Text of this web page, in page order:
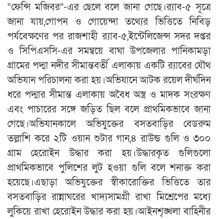
“ফেন্সি মজিবর”-এর ছেলে বলে জানা গেছে।র‍্যাব-৫ সূত্রে
জানা যায়,গোপন ও গোয়েন্দা তথ্যের ভিত্তিতে নিবিড়
পর্যবেক্ষণের পর রাজশাহী র‍্যাব-৫,ইন্টেলিজেন্স সদর দপ্তর
ও সিপিএসসি-এর সমন্বয়ে বাঘা উপজেলার পানিকামড়া
গ্রামের পদ্মা নদীর সীমান্তবর্তী এলাকায় একটি র‍্যাবের যৌথ
অভিযান পরিচালনা করা হয়।অভিযানে আটক রয়েল দীর্ঘদিন
ধরে পদ্মার সীমান্ত এলাকায় অবৈধ অস্ত্র ও মাদক সংরক্ষণ
এবং পাচারের সঙ্গে জড়িত ছিল বলে প্রাথমিকভাবে জানা
গেছে।অভিযানকালে অভিযুক্তের বসতবাড়ির বেডরুম
তল্লাশি করে ২টি ওয়ান শুটার গান,৪ রাউন্ড গুলি ও ৩০০
গ্রাম হেরোইন উদ্ধার করা হয়।উদ্ধারকৃত গুলিগুলো
প্রাথমিকভাবে পুলিশের লুট হওয়া গুলি বলে শনাক্ত করা
হয়েছে।এছাড়া অভিযুক্তের স্বীকারোক্তির ভিত্তিতে তার
বসতবাড়ির রান্নাঘরের খাদ্যসামগ্রী রাখা মিশ্রেপের মধ্যে
লুকিয়ে রাখা হেরোইন উদ্ধার করা হয়।আইনশৃঙ্খলা বাহিনীর